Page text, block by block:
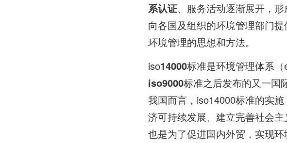
系认证、服务活动逐渐展开，
向各国及组织的环境管理部门
环境管理的思想和方法。
iso14000标准是环境管理体系
iso9000标准之后发布的又一国
我国而言，iso14000标准的实
济可持续发展、建立完善社会
也是为了促进国内外贸，实现